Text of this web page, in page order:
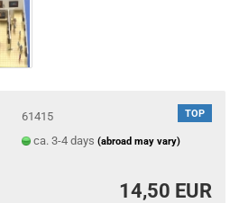
TOP
61415
ca. 3-4 days (abroad may vary)
14,50 EUR